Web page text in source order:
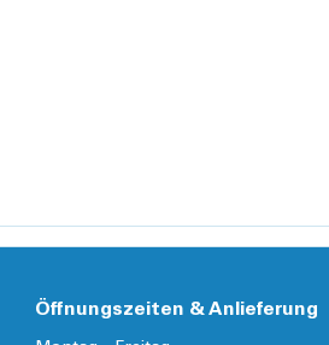
Öffnungszeiten & Anlieferung